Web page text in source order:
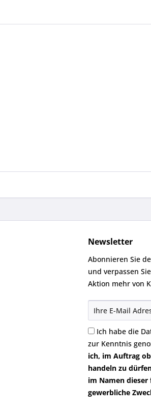
Newsletter
Abonnieren Sie
und verpassen
Aktion mehr von
Ich habe die
zur Kenntnis
ich, im Auftrag
handeln zu
im Namen
gewerbliche